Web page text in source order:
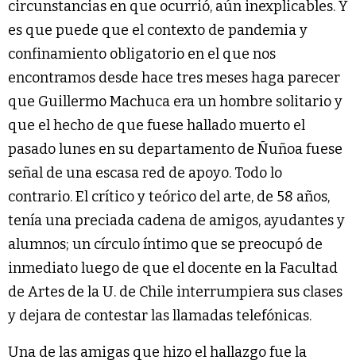
circunstancias en que ocurrió, aún inexplicables. Y
es que puede que el contexto de pandemia y
confinamiento obligatorio en el que nos
encontramos desde hace tres meses haga parecer
que Guillermo Machuca era un hombre solitario y
que el hecho de que fuese hallado muerto el
pasado lunes en su departamento de Ñuñoa fuese
señal de una escasa red de apoyo. Todo lo
contrario. El crítico y teórico del arte, de 58 años,
tenía una preciada cadena de amigos, ayudantes y
alumnos; un círculo íntimo que se preocupó de
inmediato luego de que el docente en la Facultad
de Artes de la U. de Chile interrumpiera sus clases
y dejara de contestar las llamadas telefónicas.
Una de las amigas que hizo el hallazgo fue la